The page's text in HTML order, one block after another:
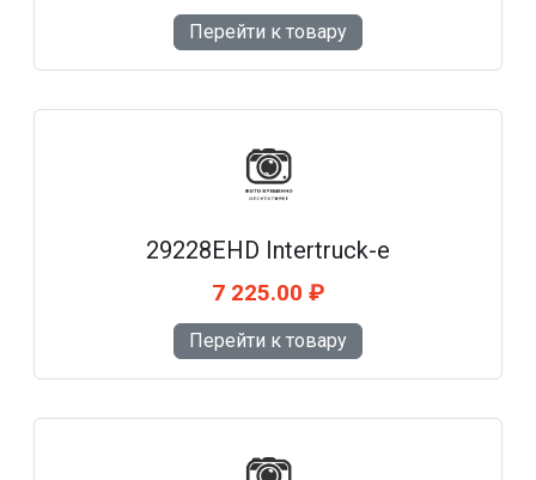
Перейти к товару
29228EHD Intertruck-e
7 225.00 ₽
Перейти к товару